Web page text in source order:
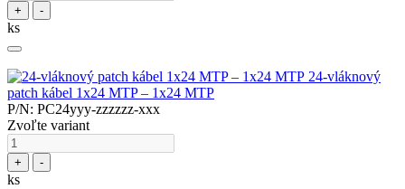
+ -
ks
24-vláknový
patch kábel 1x24 MTP – 1x24 MTP
P/N: PC24yyy-zzzzzz-xxx
Zvoľte variant
+ -
ks